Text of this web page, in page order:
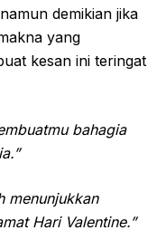
demikian jika
yang
kesan ini teringat
bahagia
menunjukkan
Hari Valentine.”